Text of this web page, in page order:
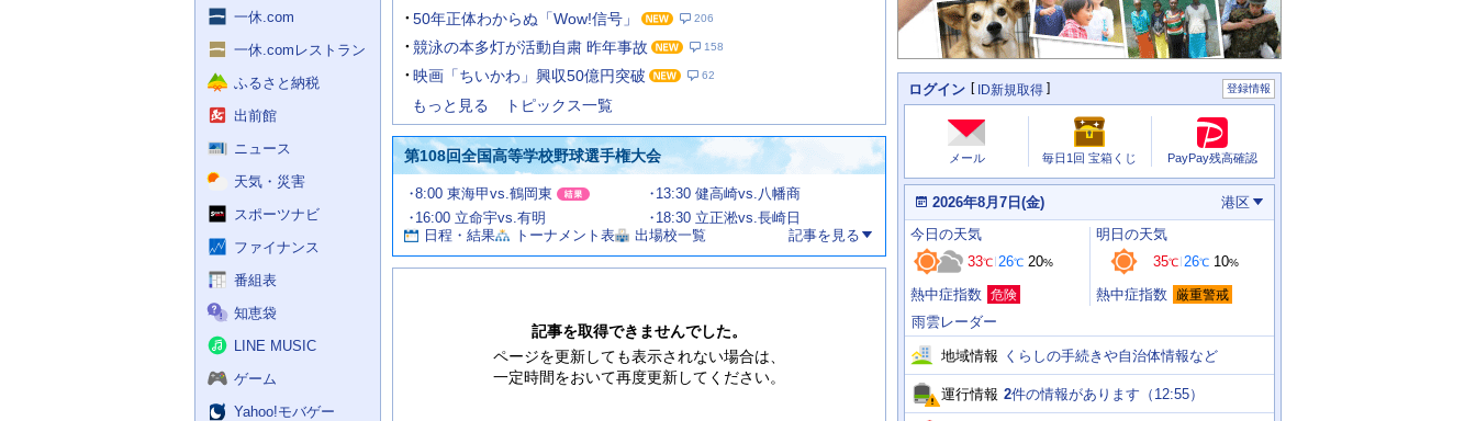
一休.com
一休.comレストラン
ふるさと納税
出前館
ニュース
天気・災害
スポーツナビ
ファイナンス
番組表
知恵袋
LINE MUSIC
ゲーム
Yahoo!モバゲー
50年正体わからぬ「Wow!信号」 206
競泳の本多灯が活動自粛 昨年事故 158
映画「ちいかわ」興収50億円突破 62
もっと見る トピックス一覧
第108回全国高等学校野球選手権大会
試
合
情
報
8:00 東海甲vs.鶴岡東
13:30 健高崎vs.八幡商
16:00 立命宇vs.有明
18:30 立正淞vs.長崎日
日程・結果
トーナメント表 出場校一覧 記事を見る
お
す
記事を取得できませんでした。
ページを更新しても表示されない場合は、
一定時間をおいて再度更新してください。
個
人
情
報
ログイン ID新規取得 登録情報
あ
た
の
ス
ス
メール 毎日1回 宝箱くじ PayPay残高確認
本
日
の
天
気
、
運
情
報
2026年8月7日(金) 港区
今
日
明
日
の
天
気
今日 の天気
33℃ 26℃ 20%
熱中症指数 危険
明日 の天気
35℃ 26℃ 10%
熱中症指数 厳重警戒
雨雲レーダー
地域情報 くらしの手続きや自治体情報など
運行情報 2件の情報があります（ 12:55）